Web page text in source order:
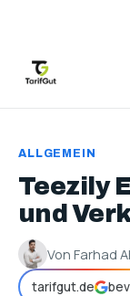
ALLGEMEIN
Teezily
und
Von Farhad
tarifgut.de